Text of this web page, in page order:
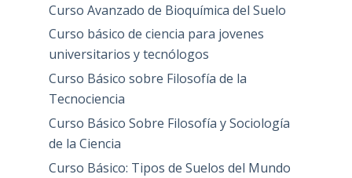
Curso Avanzado de Bioquímica del Suelo
Curso básico de ciencia para jovenes
universitarios y tecnólogos
Curso Básico sobre Filosofía de la
Tecnociencia
Curso Básico Sobre Filosofía y Sociología
de la Ciencia
Curso Básico: Tipos de Suelos del Mundo